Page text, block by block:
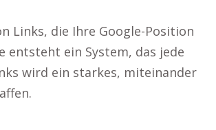
Links, die Ihre Google-Position
entsteht ein System, das jede
wird ein starkes, miteinander